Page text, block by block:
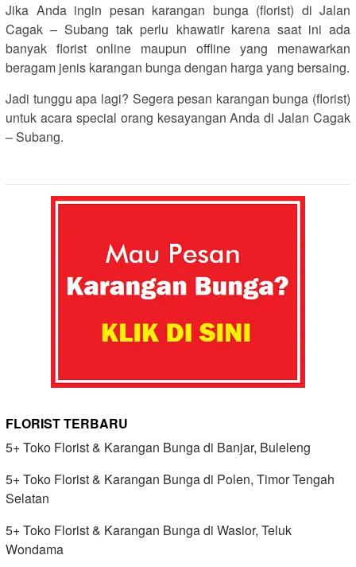
Jika Anda ingin pesan karangan bunga (florist) di Jalan
Cagak – Subang tak perlu khawatir karena saat ini ada
banyak florist online maupun offline yang menawarkan
beragam jenis karangan bunga dengan harga yang bersaing.
Jadi tunggu apa lagi? Segera pesan karangan bunga (florist)
untuk acara special orang kesayangan Anda di Jalan Cagak
– Subang.
FLORIST TERBARU
5+ Toko Florist & Karangan Bunga di Banjar, Buleleng
5+ Toko Florist & Karangan Bunga di Polen, Timor Tengah
Selatan
5+ Toko Florist & Karangan Bunga di Wasior, Teluk
Wondama